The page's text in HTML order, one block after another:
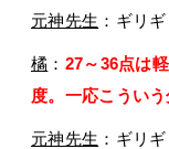
元神先生 ：ギリ
橘 ： 27～36点は
度。一応こうい
元神先生 ：ギリ